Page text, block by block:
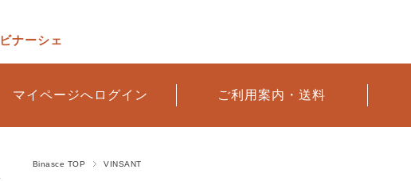
ビナーシェ
マイページへログイン ご利用案内・送料
Binasce TOP VINSANT